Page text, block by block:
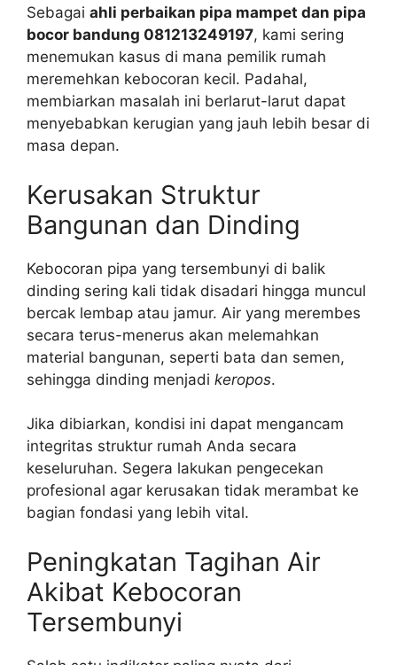
Sebagai ahli perbaikan pipa mampet dan pipa
bocor bandung 081213249197, kami sering
menemukan kasus di mana pemilik rumah
meremehkan kebocoran kecil. Padahal,
membiarkan masalah ini berlarut-larut dapat
menyebabkan kerugian yang jauh lebih besar di
masa depan.
Kerusakan Struktur
Bangunan dan Dinding
Kebocoran pipa yang tersembunyi di balik
dinding sering kali tidak disadari hingga muncul
bercak lembap atau jamur. Air yang merembes
secara terus-menerus akan melemahkan
material bangunan, seperti bata dan semen,
sehingga dinding menjadi keropos.
Jika dibiarkan, kondisi ini dapat mengancam
integritas struktur rumah Anda secara
keseluruhan. Segera lakukan pengecekan
profesional agar kerusakan tidak merambat ke
bagian fondasi yang lebih vital.
Peningkatan Tagihan Air
Akibat Kebocoran
Tersembunyi